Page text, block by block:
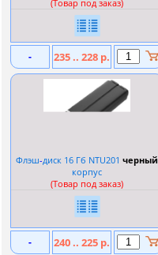
(Товар под заказ)
- 235 .. 228 р.
Флэш-диск 16 Гб NTU201 черный
корпус
(Товар под заказ)
- 240 .. 225 р.